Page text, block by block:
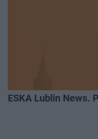
ESKA Lublin News.